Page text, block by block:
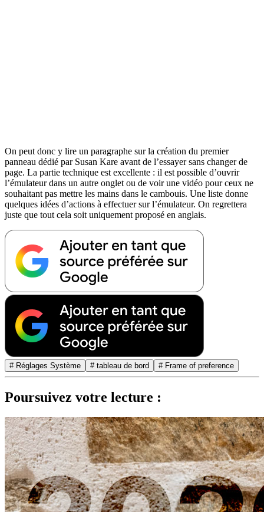
On peut donc y lire un paragraphe sur la création du premier
panneau dédié par Susan Kare avant de l’essayer sans changer de
page. La partie technique est excellente : il est possible d’ouvrir
l’émulateur dans un autre onglet ou de voir une vidéo pour ceux ne
souhaitant pas mettre les mains dans le cambouis. Une liste donne
quelques idées d’actions à effectuer sur l’émulateur. On regrettera
juste que tout cela soit uniquement proposé en anglais.
# Réglages Système # tableau de bord # Frame of preference
Poursuivez votre lecture :